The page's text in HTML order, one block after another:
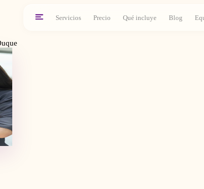
Servicios Precio Qué incluye Blog